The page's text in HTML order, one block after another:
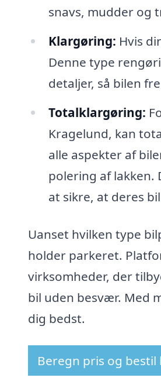
snavs, mudder og
Klargøring: Hvis
Denne type
detaljer, så bilen
Totalklargøring:
Kragelund, kan
alle aspekter af
polering af lakken.
at sikre, at deres
Uanset hvilken type
holder parkeret.
virksomheder, der
bil uden besvær. Med
dig bedst.
Beregn pris og